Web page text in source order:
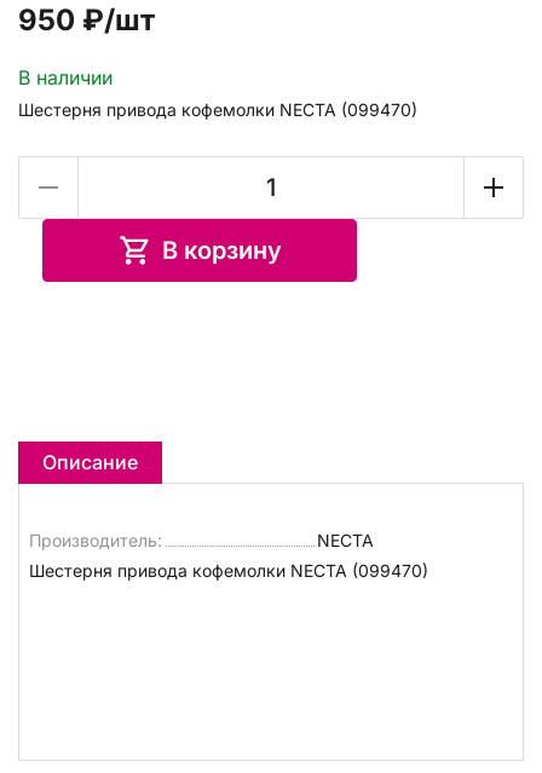
950 ₽/шт
В наличии
Шестерня привода кофемолки NECTA (099470)
В корзину
Описание
Производитель:
NECTA
Шестерня привода кофемолки NECTA (099470)